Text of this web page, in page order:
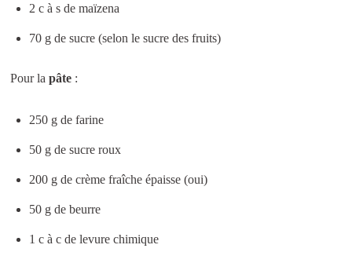
2 c à s de maïzena
70 g de sucre (selon le sucre des fruits)
Pour lapâte :
250 g de farine
50 g de sucre roux
200 g de crème fraîche épaisse (oui)
50 g de beurre
1 c à c de levure chimique